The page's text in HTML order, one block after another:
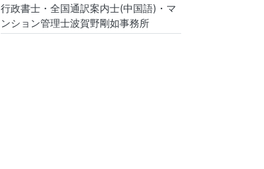
行政書士・全国通訳案内士(中国語)・マ
ンション管理士波賀野剛如事務所